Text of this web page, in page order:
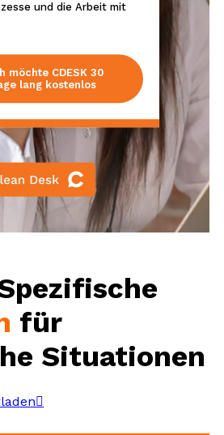
und die Arbeit mit
möchte CDESK 30
lang kostenlos
für
Situationen